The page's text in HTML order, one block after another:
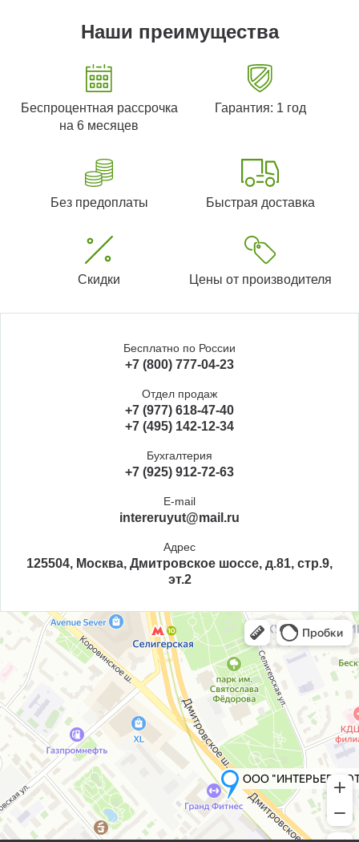
Наши преимущества
Беспроцентная рассрочка
на 6 месяцев
Гарантия: 1 год
Без предоплаты Быстрая доставка
Скидки Цены от производителя
Бесплатно по России
+7 (800) 777-04-23
Отдел продаж
+7 (977) 618-47-40
+7 (495) 142-12-34
Бухгалтерия
+7 (925) 912-72-63
E-mail
intereruyut@mail.ru
Адрес
125504, Москва, Дмитровское шоссе, д.81, стр.9,
эт.2